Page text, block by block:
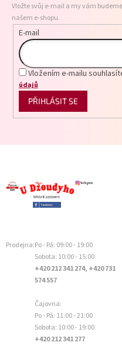
Vložte svůj e-mail a my vám
našem e-shopu.
E-mail
Vložením e-mailu
údajů
PŘIHLÁSIT SE
Prodejna:Po - Pá: 09:00 - 19:00
Sobota: 10:00 - 15:00
+420 212 341 274, +420 731
574 557
Čajovna:
Po - Pá: 11:00 - 21:00
Sobota: 10:00 - 19:00
+420 212 341 277